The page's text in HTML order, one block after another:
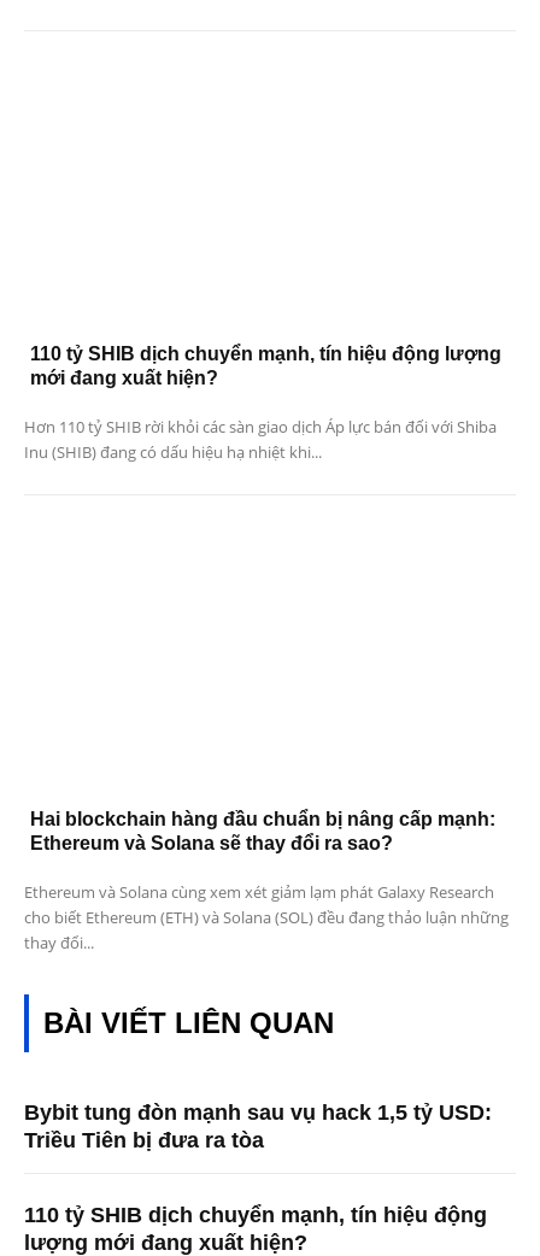
110 tỷ SHIB dịch chuyển mạnh, tín hiệu động lượng
mới đang xuất hiện?
Hơn 110 tỷ SHIB rời khỏi các sàn giao dịch Áp lực bán đối với Shiba
Inu (SHIB) đang có dấu hiệu hạ nhiệt khi...
Hai blockchain hàng đầu chuẩn bị nâng cấp mạnh:
Ethereum và Solana sẽ thay đổi ra sao?
Ethereum và Solana cùng xem xét giảm lạm phát Galaxy Research
cho biết Ethereum (ETH) và Solana (SOL) đều đang thảo luận những
thay đổi...
BÀI VIẾT LIÊN QUAN
Bybit tung đòn mạnh sau vụ hack 1,5 tỷ USD:
Triều Tiên bị đưa ra tòa
110 tỷ SHIB dịch chuyển mạnh, tín hiệu động
lượng mới đang xuất hiện?